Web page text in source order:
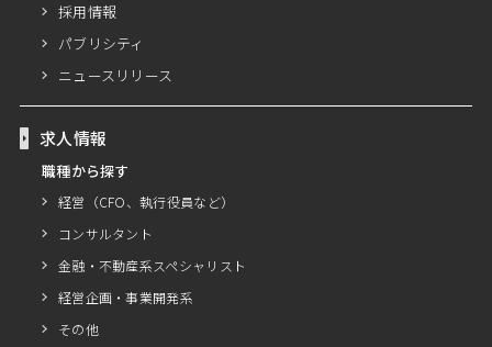
採用情報
パブリシティ
ニュースリリース
求人情報
職種から探す
経営（CFO、執行役員など）
コンサルタント
金融・不動産系スペシャリスト
経営企画・事業開発系
その他